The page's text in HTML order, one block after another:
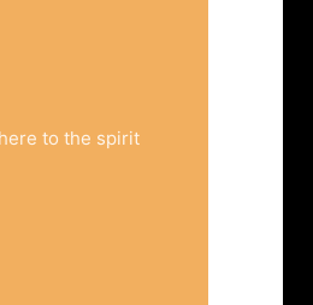
to the spirit